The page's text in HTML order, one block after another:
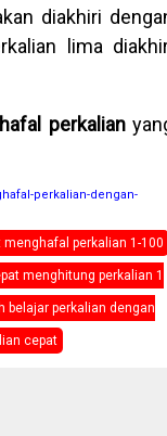
diakhiri
lima
perkalian
perkalian-dengan-
perkalian 1-100
menghitung perkalian 1
belajar perkalian dengan
cepat